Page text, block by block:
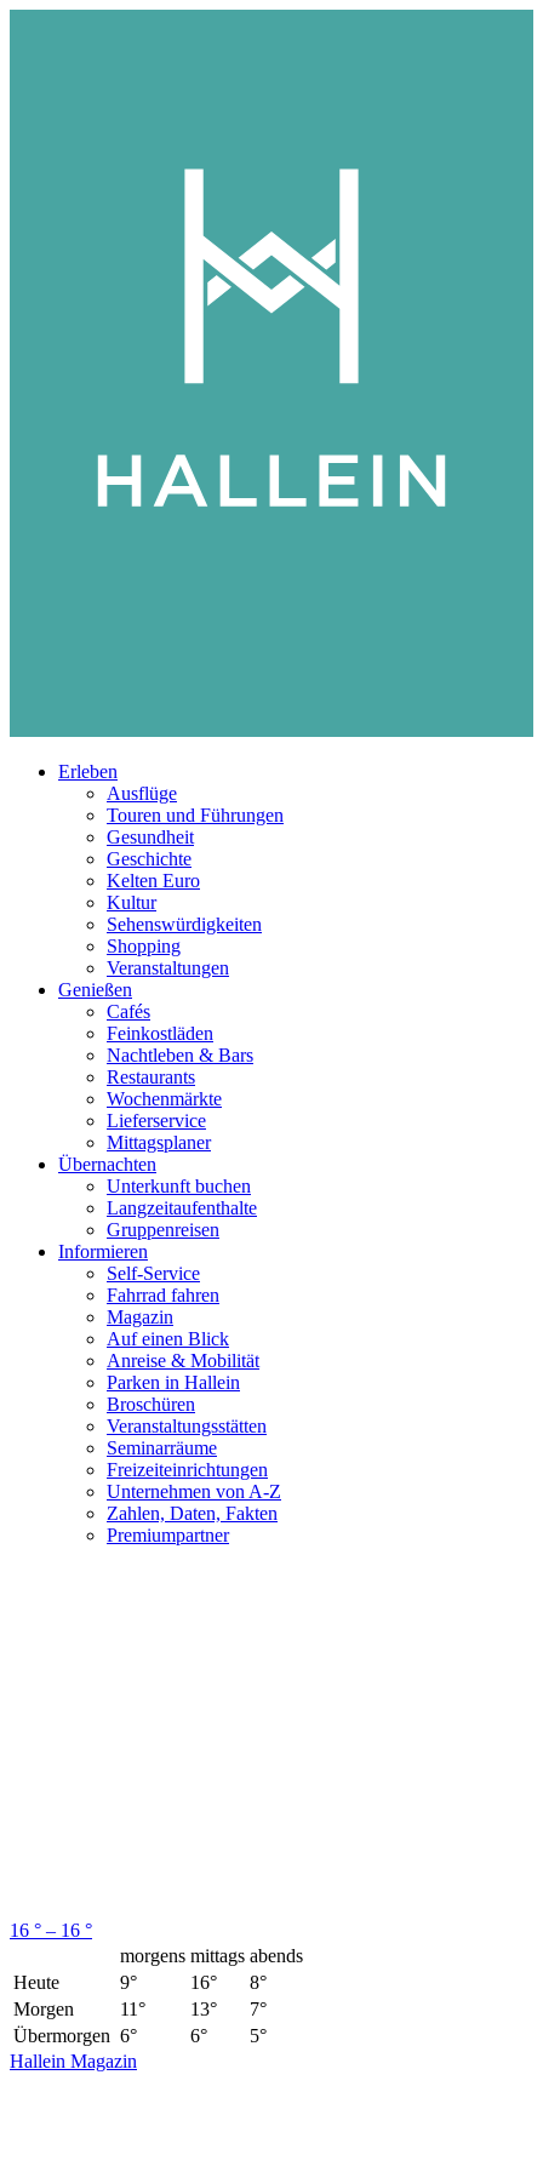
Erleben
Ausflüge
Touren und Führungen
Gesundheit
Geschichte
Kelten Euro
Kultur
Sehenswürdigkeiten
Shopping
Veranstaltungen
Genießen
Cafés
Feinkostläden
Nachtleben & Bars
Restaurants
Wochenmärkte
Lieferservice
Mittagsplaner
Übernachten
Unterkunft buchen
Langzeitaufenthalte
Gruppenreisen
Informieren
Self-Service
Fahrrad fahren
Magazin
Auf einen Blick
Anreise & Mobilität
Parken in Hallein
Broschüren
Veranstaltungsstätten
Seminarräume
Freizeiteinrichtungen
Unternehmen von A-Z
Zahlen, Daten, Fakten
Premiumpartner
16 ° – 16 °
morgens mittags abends
Heute
9° 16°
8°
Morgen
11° 13°
7°
Übermorgen 6° 6°
5°
Hallein Magazin